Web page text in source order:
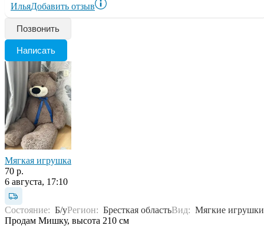
ИльяДобавить отзыв
Позвонить
Написать
Мягкая игрушка
70 р.
6 августа, 17:10
Состояние: Б/уРегион: Бресткая областьВид: Мягкие игрушки
Продам Мишку, высота 210 см